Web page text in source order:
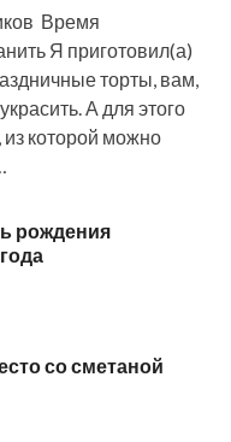
Время
Я приготовил(а)
торты, вам,
А для этого
из которой можно
рождения
со сметаной